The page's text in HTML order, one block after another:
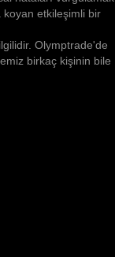
koyan etkileşimli bir
Olymptrade'de
birkaç kişinin bile